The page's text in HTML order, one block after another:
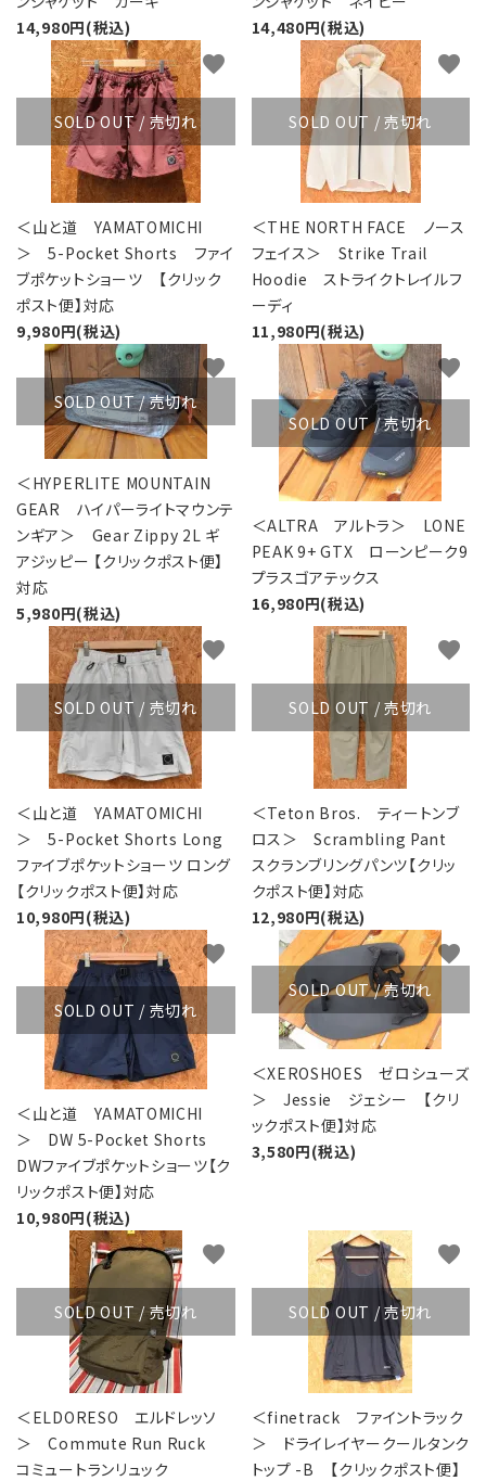
14,980円(税込)
14,480円(税込)
SOLD OUT / 売切れ
＜山と道 YAMATOMICHI
＞ 5-Pocket Shorts ファイ
ブポケットショーツ 【クリック
ポスト便】対応
9,980円(税込)
favorite
SOLD OUT / 売切れ
＜THE NORTH FACE ノース
フェイス＞ Strike Trail
Hoodie ストライクトレイルフ
ーディ
11,980円(税込)
favorite
SOLD OUT / 売切れ
＜HYPERLITE MOUNTAIN
GEAR ハイパーライトマウンテ
ンギア＞ Gear Zippy 2L ギ
アジッピー 【クリックポスト便】
対応
5,980円(税込)
favorite
SOLD OUT / 売切れ
＜ALTRA アルトラ＞ LONE
PEAK 9+ GTX ローンピーク9
プラスゴアテックス
16,980円(税込)
favorite
SOLD OUT / 売切れ
＜山と道 YAMATOMICHI
＞ 5-Pocket Shorts Long
ファイブポケットショーツ ロング
【クリックポスト便】対応
10,980円(税込)
favorite
SOLD OUT / 売切れ
＜Teton Bros. ティートンブ
ロス＞ Scrambling Pant
スクランブリングパンツ【クリッ
クポスト便】対応
12,980円(税込)
favorite
SOLD OUT / 売切れ
＜山と道 YAMATOMICHI
＞ DW 5-Pocket Shorts
DWファイブポケットショーツ【ク
リックポスト便】対応
10,980円(税込)
favorite
SOLD OUT / 売切れ
＜XEROSHOES ゼロシューズ
＞ Jessie ジェシー 【クリ
ックポスト便】対応
3,580円(税込)
favorite
SOLD OUT / 売切れ
＜ELDORESO エルドレッソ
＞ Commute Run Ruck
コミュートランリュック
favorite
SOLD OUT / 売切れ
＜finetrack ファイントラック
＞ ドライレイヤークールタンク
トップ -B 【クリックポスト便】
favorite